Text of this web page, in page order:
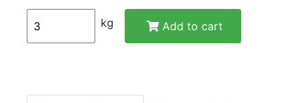
kg Add to cart